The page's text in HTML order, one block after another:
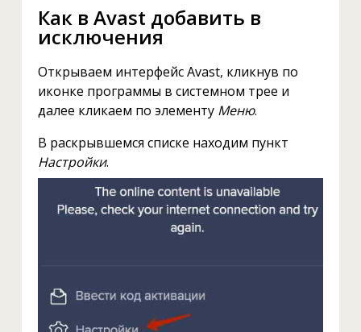
Как в Avast добавить в
исключения
Открываем интерфейс Avast, кликнув по
иконке программы в системном трее и
далее кликаем по элементу Меню.
В раскрывшемся списке находим пункт
Настройки.